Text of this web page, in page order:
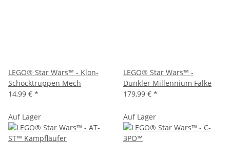
LEGO® Star Wars™ - Klon-
Schocktruppen Mech
14,99 € *
LEGO® Star Wars™ -
Dunkler Millennium Falke
179,99 € *
Auf Lager Auf Lager